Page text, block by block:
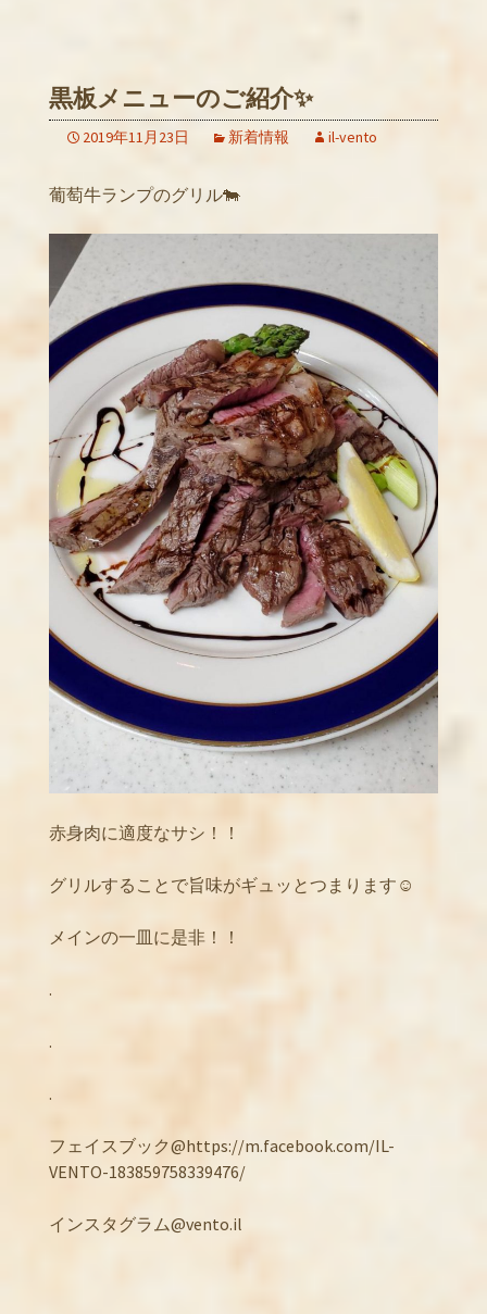
黒板メニューのご紹介✨
2019年11月23日 新着情報 il-vento
葡萄牛ランプのグリル🐄
赤身肉に適度なサシ！！
グリルすることで旨味がギュッとつまります☺️
メインの一皿に是非！！
.
.
.
フェイスブック@https://m.facebook.com/IL-
VENTO-183859758339476/
インスタグラム@vento.il